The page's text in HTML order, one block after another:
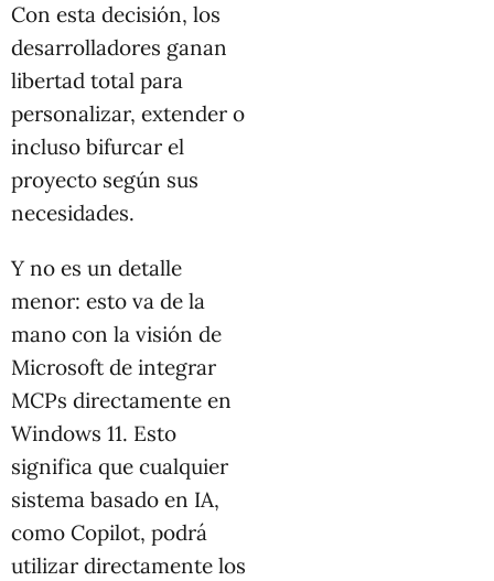
Con esta decisión, los
desarrolladores ganan
libertad total para
personalizar, extender o
incluso bifurcar el
proyecto según sus
necesidades.
Y no es un detalle
menor: esto va de la
mano con la visión de
Microsoft de integrar
MCPs directamente en
Windows 11. Esto
significa que cualquier
sistema basado en IA,
como Copilot, podrá
utilizar directamente los